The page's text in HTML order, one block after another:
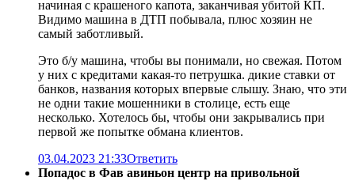
начиная с крашеного капота, заканчивая убитой КП.
Видимо машина в ДТП побывала, плюс хозяин не
самый заботливый.
Это б/у машина, чтобы вы понимали, но свежая. Потом
у них с кредитами какая-то петрушка. дикие ставки от
банков, названия которых впервые слышу. Знаю, что эти
не одни такие мошенники в столице, есть еще
несколько. Хотелось бы, чтобы они закрывались при
первой же попытке обмана клиентов.
03.04.2023 21:33Ответить
Попадос в Фав авиньон центр на привольной